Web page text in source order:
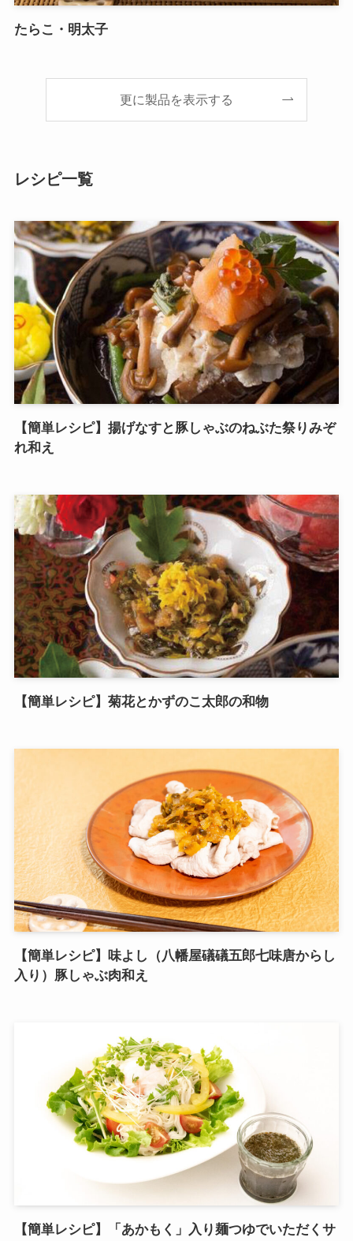
たらこ・明太子
更に製品を表示する
レシピ一覧
【簡単レシピ】揚げなすと豚しゃぶのねぶた祭りみぞ
れ和え
【簡単レシピ】菊花とかずのこ太郎の和物
【簡単レシピ】味よし（八幡屋礒礒五郎七味唐からし
入り）豚しゃぶ肉和え
【簡単レシピ】「あかもく」入り麺つゆでいただくサ